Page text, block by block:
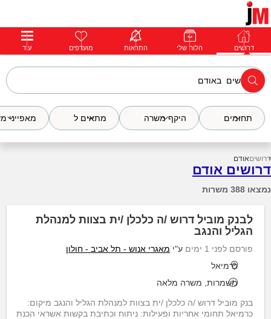
דרושים פרופילים הודעות פרימיום דרושים הלוח שלי התראות מועדפים עוד
תחומים היקף משרה מתאים ל מאפייני
דרושיםאודם
דרושים אודם
נמצאו 388 משרות
לבנק מוביל דרוש /ה כלכלן /ית בצוות למנהלת
הגליל והנגב
פורסם לפני 1 ימים ע"י מאגרי אנוש - תל אביב - חולון
כרמיאל
משמרות, משרה מלאה
בנק מוביל דרוש /ה כלכלן /ית בצוות למנהלת הגליל והנגב מיקום:
כרמיאל תחומי אחריות ופעילות: ניתוח וכתיבת בקשות אשראי הכנת